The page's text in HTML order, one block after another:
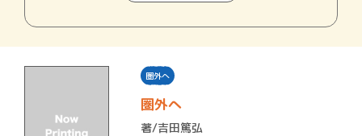
圏外へ
圏外へ
著/吉田篤弘